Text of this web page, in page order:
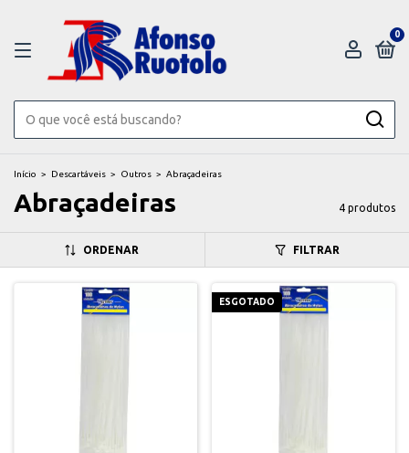
0
Início > Descartáveis > Outros > Abraçadeiras
Abraçadeiras 4 produtos
ORDENAR FILTRAR
ESGOTADO